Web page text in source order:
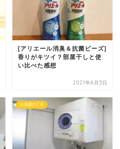
[アリエール消臭＆抗菌ビーズ]
香りがキツイ？部屋干しと使
い比べた感想
2021年6月5日
お洗濯の工夫